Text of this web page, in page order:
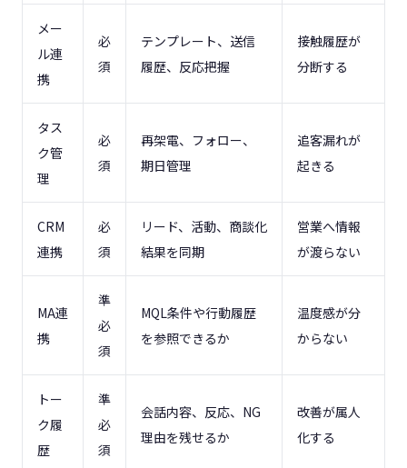
メー
ル連
携
必
須
テンプレート、送信
履歴、反応把握
接触履歴が
分断する
タス
ク管
理
必
須
再架電、フォロー、
期日管理
追客漏れが
起きる
CRM
連携
必
須
リード、活動、商談化
結果を同期
営業へ情報
が渡らない
MA連
携
準
必
須
MQL条件や行動履歴
を参照できるか
温度感が分
からない
トー
ク履
歴
準
必
須
会話内容、反応、NG
理由を残せるか
改善が属人
化する